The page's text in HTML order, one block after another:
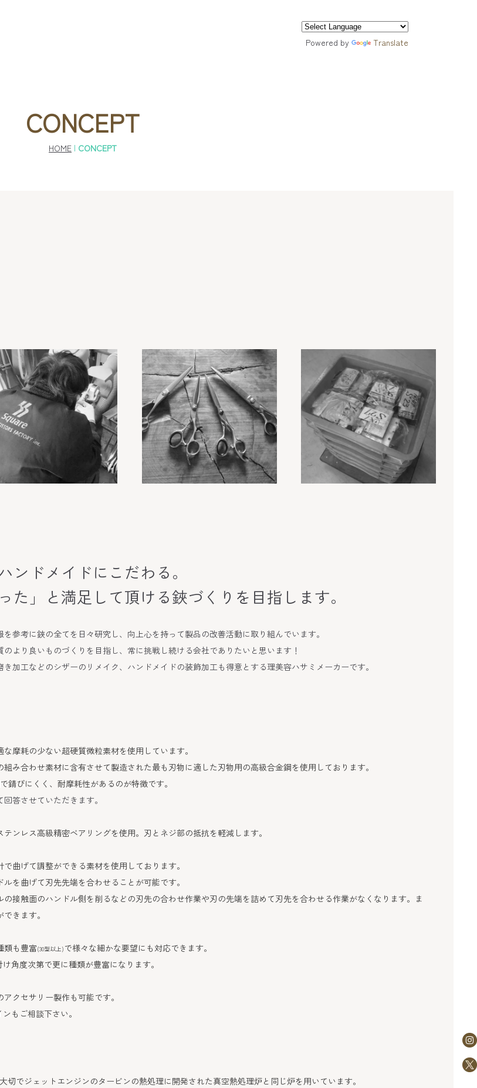
Powered by Translate
CONCEPT
HOME | CONCEPT
ンドメイドにこだわる。
た」と満足して頂ける鋏づくりを目指します。
参考に鋏の全てを日々研究し、向上心を持って製品の改善活動に取り組んでいます。
より良いものづくりを目指し、常に挑戦し続ける会社でありたいと思います！
加工などのシザーのリメイク、ハンドメイドの装飾加工も得意とする理美容ハサミメーカーです。
摩耗の少ない超硬質微粒素材を使用しています。
み合わせ素材に含有させて製造された最も刃物に適した刃物用の高級合金鋼を使用しております。
錆びにくく、耐摩耗性があるのが特徴です。
答させていただきます。
ンレス高級精密ベアリングを使用。刃とネジ部の抵抗を軽減します。
曲げて調整ができる素材を使用しております。
を曲げて刃先先端を合わせることが可能です。
接触面のハンドル側を削るなどの刃先の合わせ作業や刃の先端を詰めて刃先を合わせる作業がなくなります。 ま
きます。
類も豊富(30型以上) で様々な細かな要望にも対応できます。
角度次第で更に種類が豊富になります。
クセサリー製作も可能です。
もご相談下さい。
切でジェットエンジンのタービンの熱処理に開発された真空熱処理炉と同じ炉を用いています。